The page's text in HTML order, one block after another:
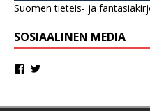
Suomen tieteis- ja
SOSIAALINEN MEDIA